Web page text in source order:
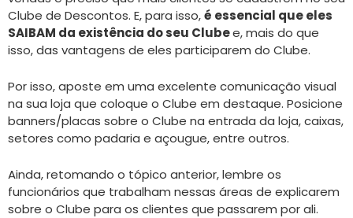
Clube de Descontos. E, para isso,é essencial que eles
SAIBAM da existência do seu Clubee, mais do que
isso, das vantagens de eles participarem do Clube.
Por isso, aposte em uma excelente comunicação visual
na sua loja que coloque o Clube em destaque. Posicione
banners/placas sobre o Clube na entrada da loja, caixas,
setores como padaria e açougue, entre outros.
Ainda, retomando o tópico anterior, lembre os
funcionários que trabalham nessas áreas de explicarem
sobre o Clube para os clientes que passarem por ali.